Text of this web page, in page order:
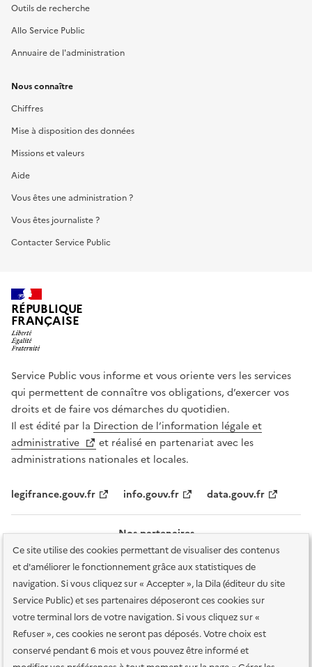
Ce site utilise des cookies permettant de visualiser des contenus
et d'améliorer le fonctionnement grâce aux statistiques de
navigation. Si vous cliquez sur « Accepter », la Dila (éditeur du site
Service Public) et ses partenaires déposeront ces cookies sur
votre terminal lors de votre navigation. Si vous cliquez sur «
Refuser », ces cookies ne seront pas déposés. Votre choix est
conservé pendant 6 mois et vous pouvez être informé et
Outils de recherche
Allo Service Public
Annuaire de l'administration
Nous connaître
Chiffres
Mise à disposition des données
Missions et valeurs
Aide
Vous êtes une administration ?
Vous êtes journaliste ?
Contacter Service Public
RÉPUBLIQUE
FRANÇAISE
Service Public vous informe et vous oriente vers les services
qui permettent de connaître vos obligations, d’exercer vos
droits et de faire vos démarches du quotidien.
Il est édité par la Direction de l’information légale et
administrative
et réalisé en partenariat avec les
administrations nationales et locales.
legifrance.gouv.fr info.gouv.fr data.gouv.fr
Nos partenaires
Plan du site Accessibilité : totalement conforme
Accessibilité des
services en ligne Mentions légales Données personnelles et sécurité